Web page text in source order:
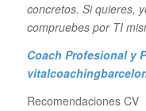
concretos. Si quieres,
compruebes por TI
Coach Profesional y
Recomendaciones CV